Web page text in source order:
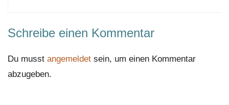
Schreibe einen Kommentar
Du musst angemeldet sein, um einen Kommentar
abzugeben.